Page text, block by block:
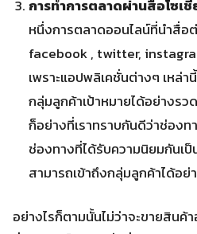
การทำการตลาดผ่านสื่อโซเ
หนึ่งการตลาดออนไลน์ที่นำสื่อต่
facebook , twitter,
เพราะแอปพลิเคชั่นต่างๆ เหล่
กลุ่มลูกค้าเป้าหมายได้อย่างรว
ก็อย่างที่เราทราบกันดีว่าช่องท
ช่องทางที่ได้รับความนิยมกันเป็
สามารถเข้าถึงกลุ่มลูกค้าได้อย่
อย่างไรก็ตามนั้นไม่ว่าจะขายสินค้